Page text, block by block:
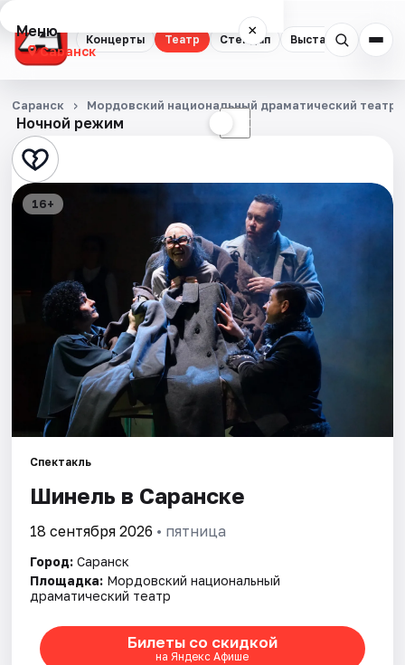
Концерты Театр Стендап Выставки
Меню ×
Саранск
Концерты
Театр
Стендап
События
Города
Площадки
Рейтинги
Ночной режим ☾
Саранск Мордовский национальный драматический театр
16+
Спектакль
Шинель в Саранске
18 сентября 2026 • пятница
Город: Саранск
Площадка: Мордовский национальный
драматический театр
Билеты со скидкой
на Яндекс Афише